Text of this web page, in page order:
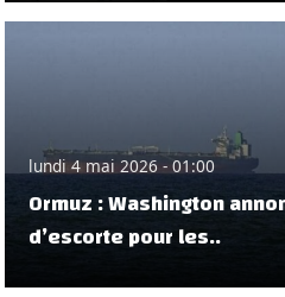
lundi 4 mai 2026 - 01:00
Ormuz : Washington
d’escorte pour les..